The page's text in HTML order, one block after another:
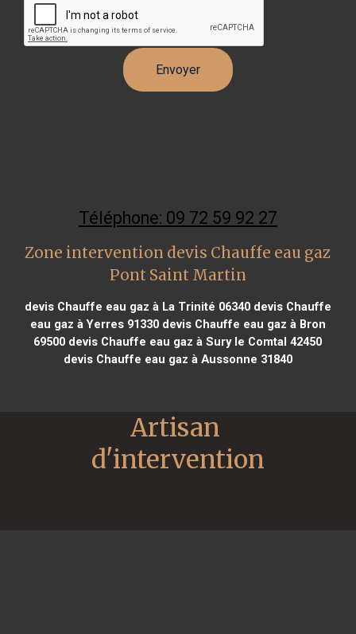
Téléphone: 09 72 59 92 27
Zone intervention devis Chauffe eau gaz
Pont Saint Martin
devis Chauffe eau gaz à La Trinité 06340devis Chauffe
eau gaz à Yerres 91330devis Chauffe eau gaz à Bron
69500 devis Chauffe eau gaz à Sury le Comtal 42450
devis Chauffe eau gaz à Aussonne 31840
Artisan
d'intervention